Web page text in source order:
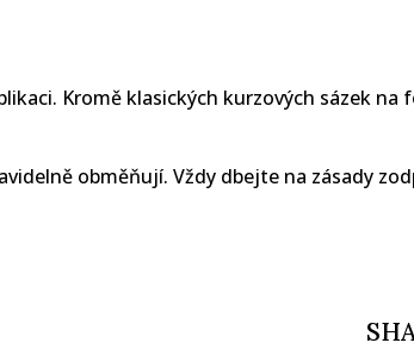
Kromě klasických kurzových sázek na
obměňují. Vždy dbejte na zásady